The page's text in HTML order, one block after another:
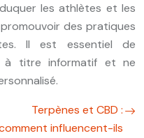
les athlètes et les
des pratiques
Il est essentiel de
titre informatif et ne
Terpènes et CBD :
influencent-ils